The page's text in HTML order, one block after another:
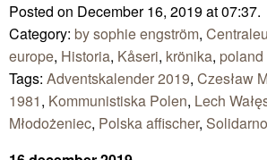
Posted on December 16, 2019 at 07:37.
Category: by sophie engström,
europe, Historia, Kåseri, krönika, poland
Tags: Adventskalender 2019, Czesław
1981, Kommunistiska Polen, Lech
Młodożeniec, Polska affischer,